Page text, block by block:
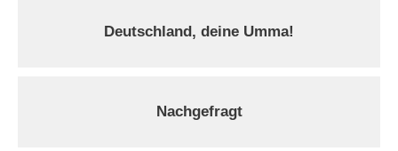
Deutschland, deine Umma!
Nachgefragt